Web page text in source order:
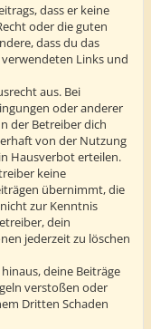
dass er keine
oder die guten
dass du das
Links und
aus. Bei
oder anderer
der Betreiber dich
von der Nutzung
Hausverbot erteilen.
keine
übernimmt, die
zur Kenntnis
dein
jederzeit zu löschen
deine Beiträge
verstoßen oder
Dritten Schaden